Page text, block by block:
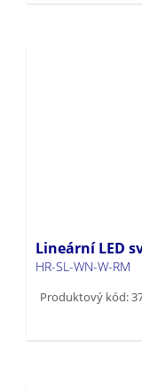
Lineární LED
HR-SL-WN-W-RM
Produktový kód: